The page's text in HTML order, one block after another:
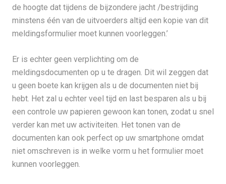
de hoogte dat tijdens de bijzondere jacht /bestrijding
minstens één van de uitvoerders altijd een kopie van dit
meldingsformulier moet kunnen voorleggen.’
Er is echter geen verplichting om de
meldingsdocumenten op u te dragen. Dit wil zeggen dat
u geen boete kan krijgen als u de documenten niet bij
hebt. Het zal u echter veel tijd en last besparen als u bij
een controle uw papieren gewoon kan tonen, zodat u snel
verder kan met uw activiteiten. Het tonen van de
documenten kan ook perfect op uw smartphone omdat
niet omschreven is in welke vorm u het formulier moet
kunnen voorleggen.